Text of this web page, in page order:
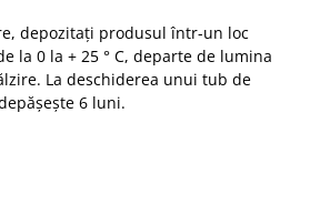
depozitați produsul într-un loc
la 0 la + 25 ° C, departe de lumina
La deschiderea unui tub de
6 luni.